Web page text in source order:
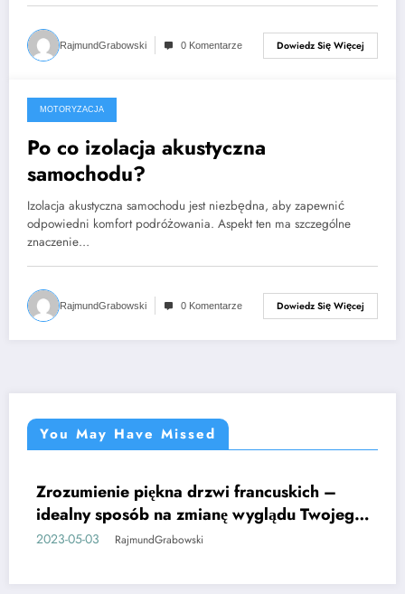
RajmundGrabowski 0 Komentarze Dowiedz Się Więcej
2023-01-10
MOTORYZACJA
Po co izolacja akustyczna
samochodu?
Izolacja akustyczna samochodu jest niezbędna, aby zapewnić
odpowiedni komfort podróżowania. Aspekt ten ma szczególne
znaczenie…
RajmundGrabowski 0 Komentarze Dowiedz Się Więcej
You May Have Missed
piękna drzwi francuskich –
sposób na zmianę wyglądu Twojego
05-03 RajmundGrabowski